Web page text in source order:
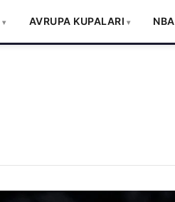
AVRUPA KUPALARI NBA